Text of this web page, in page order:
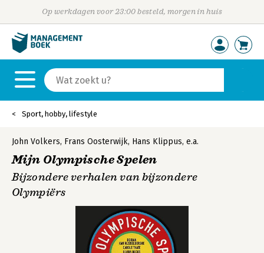
Op werkdagen voor 23:00 besteld, morgen in huis
Sport, hobby, lifestyle
John Volkers, Frans Oosterwijk, Hans Klippus, e.a.
Mijn Olympische Spelen
Bijzondere verhalen van bijzondere
Olympiërs